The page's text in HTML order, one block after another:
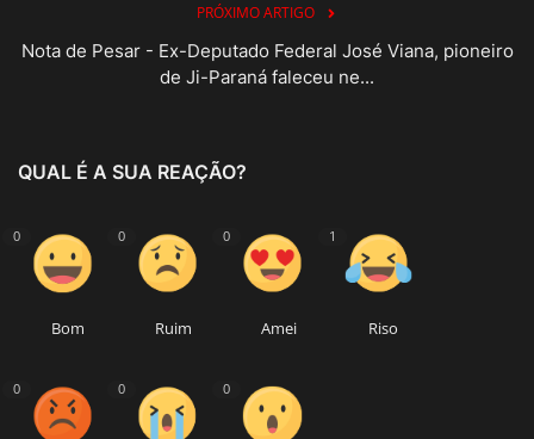
PRÓXIMO ARTIGO
Nota de Pesar - Ex-Deputado Federal José Viana, pioneiro
de Ji-Paraná faleceu ne...
QUAL É A SUA REAÇÃO?
0
Bom
0
Ruim
0
Amei
1
Riso
0 0 0